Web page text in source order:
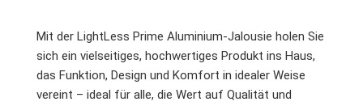
Mit der LightLess Prime Aluminium-Jalousie holen Sie
sich ein vielseitiges, hochwertiges Produkt ins Haus,
das Funktion, Design und Komfort in idealer Weise
vereint – ideal für alle, die Wert auf Qualität und